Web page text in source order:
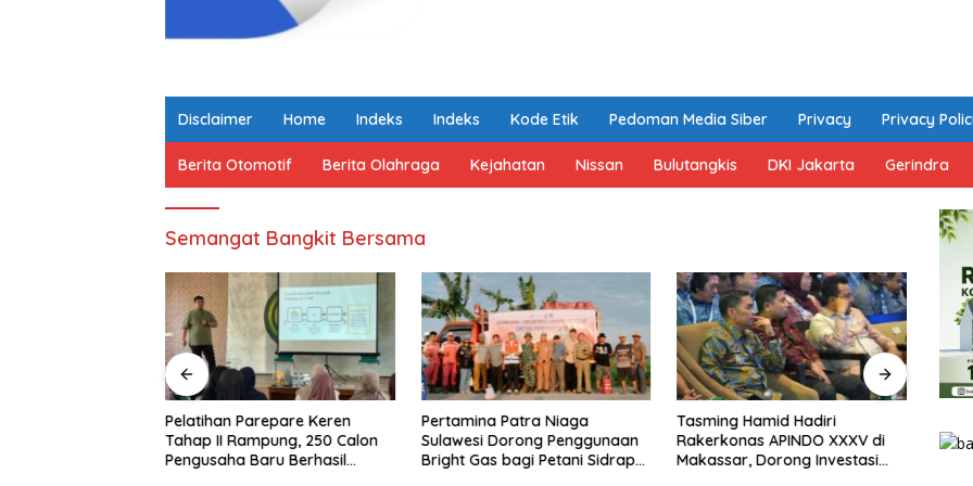
Disclaimer Home Indeks Indeks Kode Etik Pedoman Media Siber Privacy Privacy
Berita Otomotif Berita Olahraga Kejahatan Nissan Bulutangkis DKI Jakarta Gerindra
Semangat Bangkit Bersama
Pelatihan Parepare Keren
Tahap II Rampung, 250 Calon
Pengusaha Baru Berhasil
Pertamina Patra Niaga
Sulawesi Dorong Penggunaan
Bright Gas bagi Petani Sidrap
Tasming Hamid Hadiri
Rakerkonas APINDO XXXV di
Makassar, Dorong Investasi